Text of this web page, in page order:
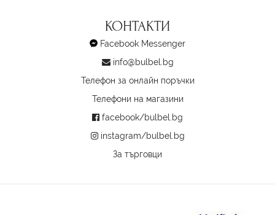
КОНТАКТИ
Facebook Messenger
info@bulbel.bg
Телефон за онлайн поръчки
Телефони на магазини
facebook/bulbel.bg
instagram/bulbel.bg
За търговци